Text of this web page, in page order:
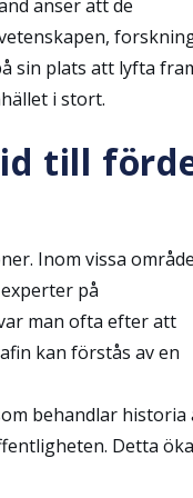
anser att de
sin plats att lyfta
i stort.
till
Inom vissa
på
man ofta efter att
kan förstås av en
behandlar historia
Detta